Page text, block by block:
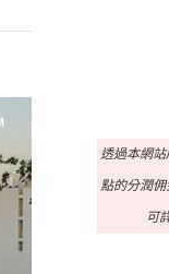
透過本網
點的分潤
可